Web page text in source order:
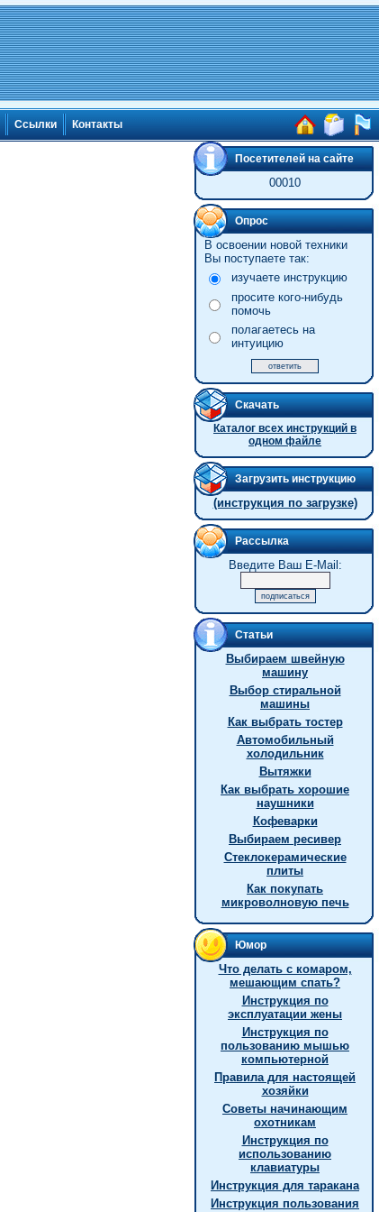
Ссылки Контакты
Посетителей на сайте
00010
Опрос
В освоении новой техники
Вы поступаете так:
изучаете инструкцию
просите кого-нибудь
помочь
полагаетесь на
интуицию
Скачать
Каталог всех инструкций в
одном файле
Загрузить инструкцию
(инструкция по загрузке)
Рассылка
Введите Ваш E-Mail:
Статьи
Выбираем швейную
машину
Выбор стиральной
машины
Как выбрать тостер
Автомобильный
холодильник
Вытяжки
Как выбрать хорошие
наушники
Кофеварки
Выбираем ресивер
Стеклокерамические
плиты
Как покупать
микроволновую печь
Юмор
Что делать с комаром,
мешающим спать?
Инструкция по
эксплуатации жены
Инструкция по
пользованию мышью
компьютерной
Правила для настоящей
хозяйки
Советы начинающим
охотникам
Инструкция по
использованию
клавиатуры
Инструкция для таракана
Инструкция пользования